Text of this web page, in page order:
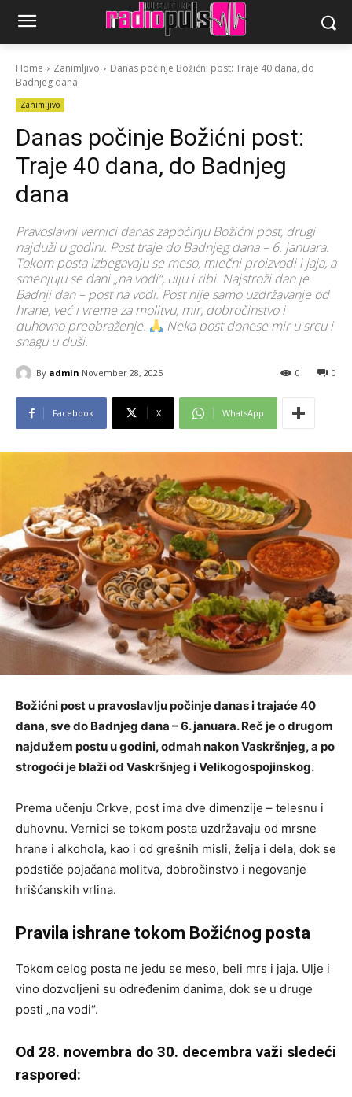
Home Zanimljivo
Danas počinje Božićni post: Traje 40 dana, do
Badnjeg dana
Zanimljivo
Danas počinje Božićni post:
Traje 40 dana, do Badnjeg
dana
Pravoslavni vernici danas započinju Božićni post, drugi
najduži u godini. Post traje do Badnjeg dana – 6. januara.
Tokom posta izbegavaju se meso, mlečni proizvodi i jaja, a
smenjuju se dani „na vodi“, ulju i ribi. Najstroži dan je
Badnji dan – post na vodi. Post nije samo uzdržavanje od
hrane, već i vreme za molitvu, mir, dobročinstvo i
duhovno preobraženje.
Neka post donese mir u srcu i
snagu u duši.
By admin November 28, 2025 0
0
Facebook X WhatsApp
Božićni post u pravoslavlju počinje danas i trajaće 40
dana, sve do Badnjeg dana – 6. januara. Reč je o drugom
najdužem postu u godini, odmah nakon Vaskršnjeg, a po
strogoći je blaži od Vaskršnjeg i Velikogospojinskog.
Prema učenju Crkve, post ima dve dimenzije – telesnu i
duhovnu. Vernici se tokom posta uzdržavaju od mrsne
hrane i alkohola, kao i od grešnih misli, želja i dela, dok se
podstiče pojačana molitva, dobročinstvo i negovanje
hrišćanskih vrlina.
Pravila ishrane tokom Božićnog posta
Tokom celog posta ne jedu se meso, beli mrs i jaja. Ulje i
vino dozvoljeni su određenim danima, dok se u druge
posti „na vodi“.
Od 28. novembra do 30. decembra važi sledeći
raspored: